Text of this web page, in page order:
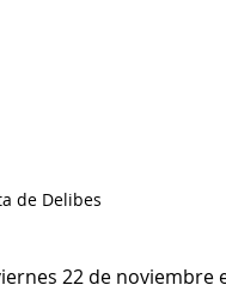
de Delibes
22 de noviembre